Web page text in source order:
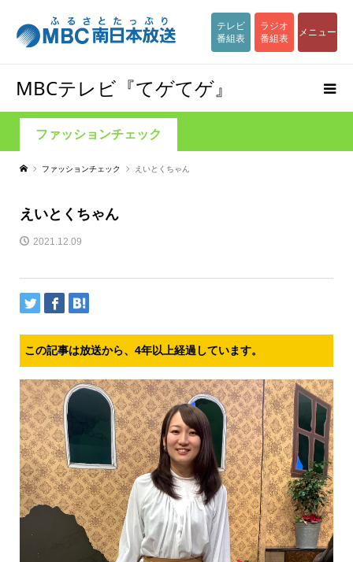
テレビ
番組表
ラジオ
番組表
メニュー
MBCテレビ『てゲてゲ』
ファッションチェック
ファッションチェック えいとくちゃん
えいとくちゃん
2021.12.09
この記事は放送から、4年以上経過しています。